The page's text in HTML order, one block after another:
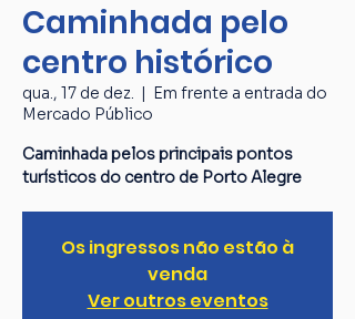
Caminhada pelo
centro histórico
qua., 17 de dez.
  |
Em frente a entrada do
Mercado Público
Caminhada pelos principais pontos
turísticos do centro de Porto Alegre
Os ingressos não estão à
venda
Ver outros eventos